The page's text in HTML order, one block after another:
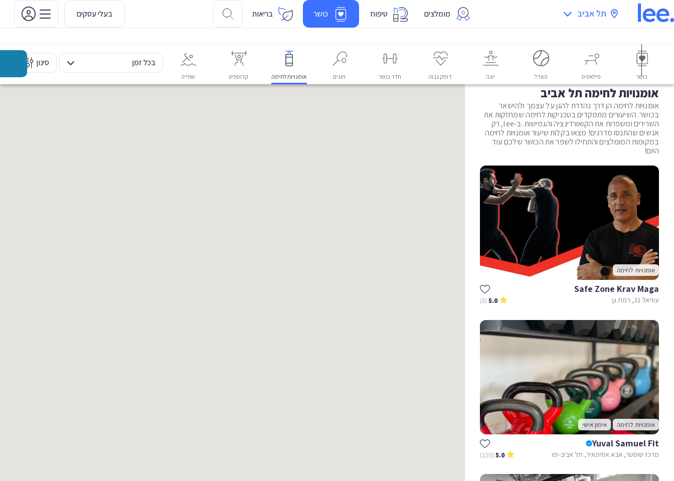
תל אביב מומלצים טיפוח כושר בריאות בעלי עסקים
כושר פילאטיס פאדל יוגה דופק גבוה חדר כושר חוגים אומנויות לחימה קרוספיט שחייה
בכל זמן סינון
אומנויות לחימה תל אביב
אומנויות לחימה הן דרך נהדרת להגן על עצמך ולהישאר
בכושר. השיעורים מתמקדים בטכניקות לחימה שמחזקות את
השרירים ומשפרות את הקואורדינציה והגמישות. ב-lee, רק
אנשים שהתנסו מדרגים! מצאו בקלות שיעור אומנויות לחימה
במקומות המומלצים והתחילו לשפר את הכושר שלכם עוד
היום!
אומנויות לחימה
Safe Zone Krav Maga
עוזיאל 31, רמת גן 5.0
(3)
אומנויות לחימה אימון אישי
Yuval Samuel Fit
מרכז שוסטר, אבא אחימאיר, תל אביב-יפו 5.0
(150)